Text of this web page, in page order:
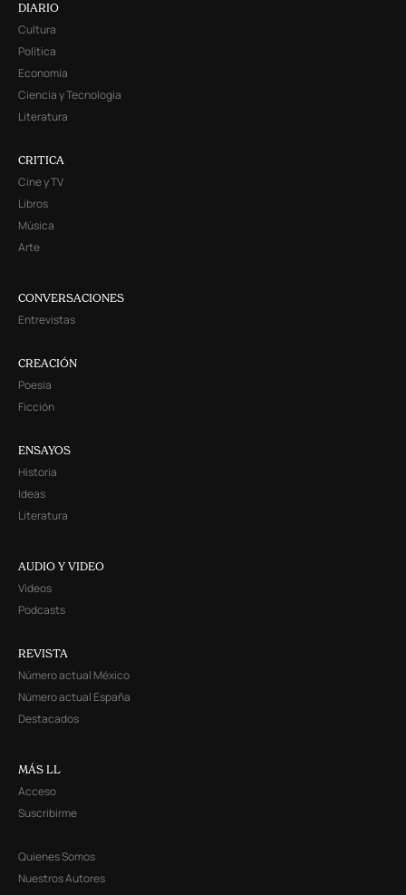
DIARIO
Cultura
Política
Economía
Ciencia y Tecnología
Literatura
CRITICA
Cine y TV
Libros
Música
Arte
CONVERSACIONES
Entrevistas
CREACIÓN
Poesía
Ficción
ENSAYOS
Historia
Ideas
Literatura
AUDIO Y VIDEO
Videos
Podcasts
REVISTA
Número actual México
Número actual España
Destacados
MÁS LL
Acceso
Suscribirme
Quienes Somos
Nuestros Autores